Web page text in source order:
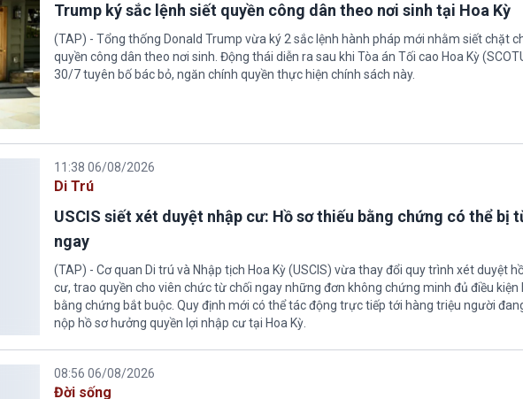
Trump ký sắc lệnh siết quyền công dân theo nơi sinh tại Hoa Kỳ
(TAP) - Tổng thống Donald Trump vừa ký 2 sắc lệnh hành pháp mới nhằm siết chặt
quyền công dân theo nơi sinh. Động thái diễn ra sau khi Tòa án Tối cao Hoa Kỳ
30/7 tuyên bố bác bỏ, ngăn chính quyền thực hiện chính sách này.
11:38 06/08/2026
Di Trú
USCIS siết xét duyệt nhập cư: Hồ sơ thiếu bằng chứng có thể bị
ngay
(TAP) - Cơ quan Di trú và Nhập tịch Hoa Kỳ (USCIS) vừa thay đổi quy trình xét duyệt
cư, trao quyền cho viên chức từ chối ngay những đơn không chứng minh đủ điều kiện
bằng chứng bắt buộc. Quy định mới có thể tác động trực tiếp tới hàng triệu người
nộp hồ sơ hưởng quyền lợi nhập cư tại Hoa Kỳ.
08:56 06/08/2026
Đời sống